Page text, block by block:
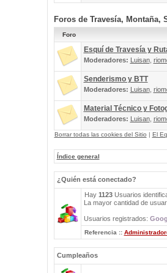
Foros de Travesía, Montaña,
Foro
Esquí de Travesía y
Moderadores: Luisan,
Senderismo y BTT
Moderadores: Luisan,
Material Técnico y
Moderadores: Luisan,
Borrar todas las cookies del Sitio | El
Índice general
¿Quién está conectado?
Hay 1123Usuarios
La mayor cantidad de
Usuarios registrados:
Referencia ::
Cumpleaños